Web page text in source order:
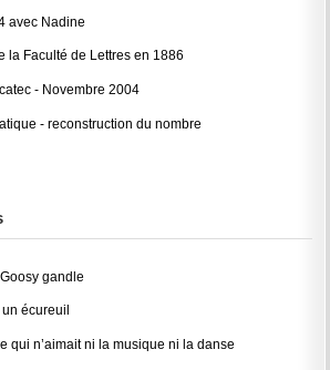
avec Nadine
la Faculté de Lettres en 1886
- Novembre 2004
- reconstruction du nombre
gandle
écureuil
qui n’aimait ni la musique ni la danse